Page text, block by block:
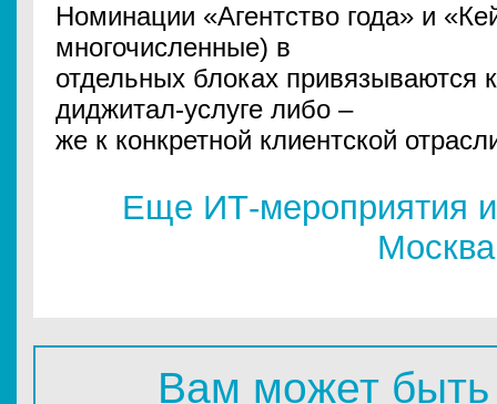
Номинации «Агентство года» и
многочисленные) в
отдельных блоках привязываются
диджитал-услуге либо –
же к конкретной клиентской
Еще ИТ-мероприятия
Москва
Вам может быть